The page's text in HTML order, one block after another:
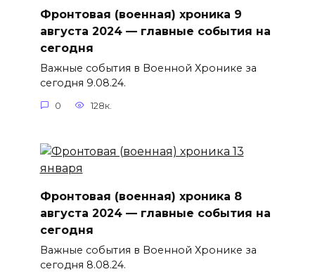
Фронтовая (военная) хроника 9
августа 2024 — главные события на
сегодня
Важные события в Военной Хронике за
сегодня 9.08.24.
0 128к.
Фронтовая (военная) хроника 8
августа 2024 — главные события на
сегодня
Важные события в Военной Хронике за
сегодня 8.08.24.